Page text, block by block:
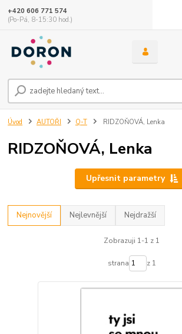
+420 606 771 574
(Po-Pá, 8-15:30 hod.)
Úvod AUTOŘI Q-T RIDZOŇOVÁ, Lenka
RIDZOŇOVÁ, Lenka
Upřesnit parametry
Nejnovější Nejlevnější Nejdražší
Zobrazuji 1-1 z 1
strana z 1